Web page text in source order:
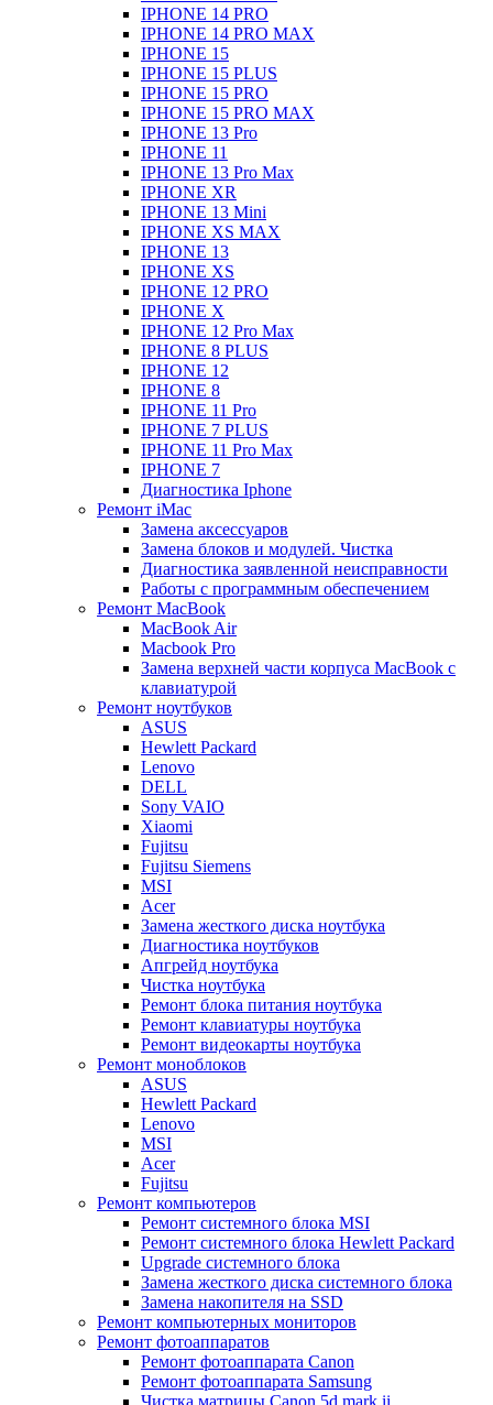
IPHONE 14 PRO
IPHONE 14 PRO MAX
IPHONE 15
IPHONE 15 PLUS
IPHONE 15 PRO
IPHONE 15 PRO MAX
IPHONE 13 Pro
IPHONE 11
IPHONE 13 Pro Max
IPHONE XR
IPHONE 13 Mini
IPHONE XS MAX
IPHONE 13
IPHONE XS
IPHONE 12 PRO
IPHONE X
IPHONE 12 Pro Max
IPHONE 8 PLUS
IPHONE 12
IPHONE 8
IPHONE 11 Pro
IPHONE 7 PLUS
IPHONE 11 Pro Max
IPHONE 7
Диагностика Iphone
Ремонт iMac
Замена аксессуаров
Замена блоков и модулей. Чистка
Диагностика заявленной неисправности
Работы с программным обеспечением
Ремонт MacBook
MacBook Air
Macbook Pro
Замена верхней части корпуса MacBook с
клавиатурой
Ремонт ноутбуков
ASUS
Hewlett Packard
Lenovo
DELL
Sony VAIO
Xiaomi
Fujitsu
Fujitsu Siemens
MSI
Acer
Замена жесткого диска ноутбука
Диагностика ноутбуков
Апгрейд ноутбука
Чистка ноутбука
Ремонт блока питания ноутбука
Ремонт клавиатуры ноутбука
Ремонт видеокарты ноутбука
Ремонт моноблоков
ASUS
Hewlett Packard
Lenovo
MSI
Acer
Fujitsu
Ремонт компьютеров
Ремонт системного блока MSI
Ремонт системного блока Hewlett Packard
Upgrade системного блока
Замена жесткого диска системного блока
Замена накопителя на SSD
Ремонт компьютерных мониторов
Ремонт фотоаппаратов
Ремонт фотоаппарата Canon
Ремонт фотоаппарата Samsung
Чистка матрицы Canon 5d mark ii